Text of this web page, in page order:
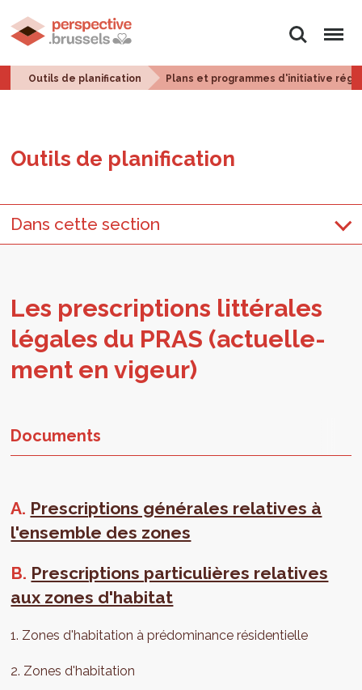
Rechercher
Menu
Outils de planification Plans et programmes d'initiative
Outils de pla­ni­fi­ca­tion
Dans cette section
Les pres­crip­tions lit­té­rales
légales du PRAS (actuel­le­
ment en vigeur)
Documents
A. Prescriptions générales relatives à
l'ensemble des zones
B. Prescriptions particulières relatives
aux zones d'habitat
1. Zones d'habitation à prédominance résidentielle
2. Zones d'habitation